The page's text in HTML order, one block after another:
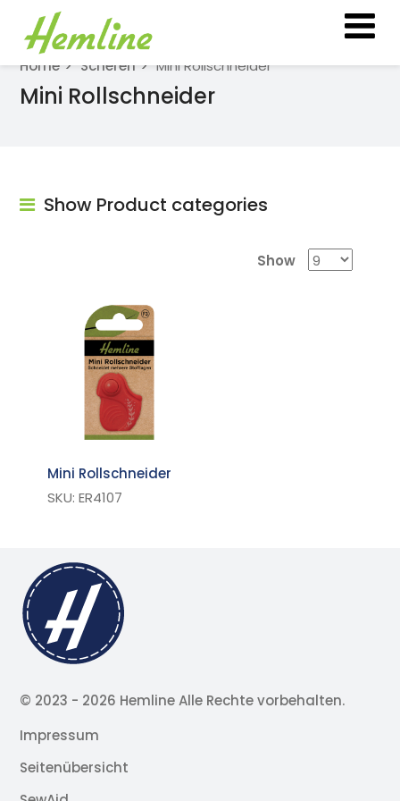
Home Scheren Mini Rollschneider
Mini Rollschneider
Show Product categories
Show
Mini Rollschneider
SKU: ER4107
© 2023 - 2026 Hemline Alle Rechte vorbehalten.
Impressum
Seitenübersicht